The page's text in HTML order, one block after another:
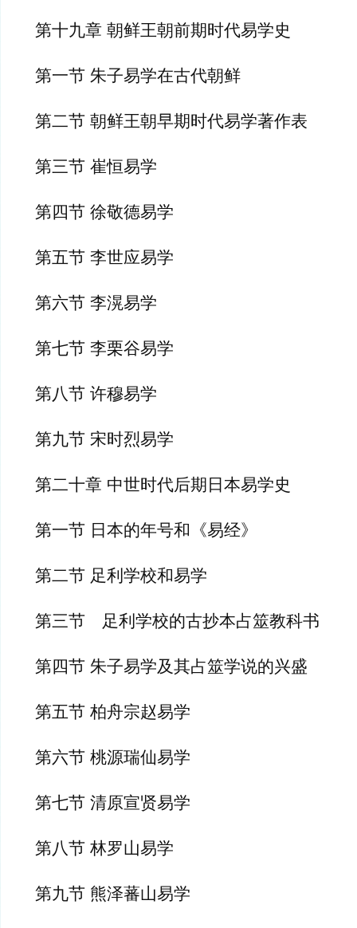
第十九章 朝鲜王朝前期时代易学史
第一节 朱子易学在古代朝鲜
第二节 朝鲜王朝早期时代易学著作表
第三节 崔恒易学
第四节 徐敬德易学
第五节 李世应易学
第六节 李滉易学
第七节 李栗谷易学
第八节 许穆易学
第九节 宋时烈易学
第二十章 中世时代后期日本易学史
第一节 日本的年号和《易经》
第二节 足利学校和易学
第三节　足利学校的古抄本占筮教科书
第四节 朱子易学及其占筮学说的兴盛
第五节 柏舟宗赵易学
第六节 桃源瑞仙易学
第七节 清原宣贤易学
第八节 林罗山易学
第九节 熊泽蕃山易学